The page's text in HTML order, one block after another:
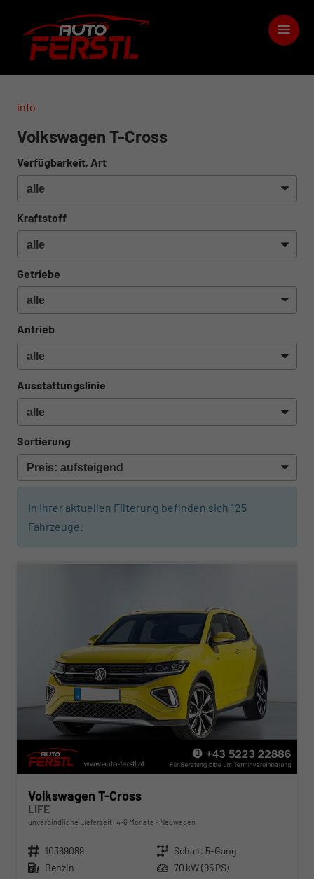
info
Volkswagen T-Cross
Verfügbarkeit, Art
Kraftstoff
Getriebe
Antrieb
Ausstattungslinie
Sortierung
In Ihrer aktuellen Filterung befinden sich 125
Fahrzeuge:
Volkswagen T-Cross
LIFE
unverbindliche Lieferzeit: 4-6 Monate Neuwagen
Fahrzeugnr. 10369089 Getriebe Schalt. 5-Gang
Kraftstoff Benzin Leistung 70 kW (95 PS)